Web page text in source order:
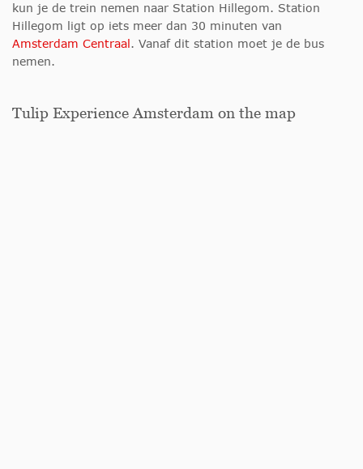
kun je de trein nemen naar Station Hillegom. Station
Hillegom ligt op iets meer dan 30 minuten van
Amsterdam Centraal. Vanaf dit station moet je de bus
nemen.
Tulip Experience Amsterdam on the map